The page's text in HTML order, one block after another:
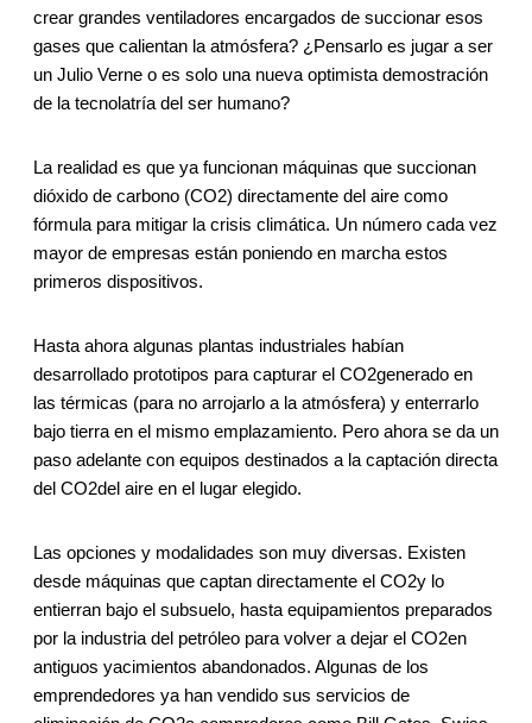
crear grandes ventiladores encargados de succionar esos
gases que calientan la atmósfera? ¿Pensarlo es jugar a ser
un Julio Verne o es solo una nueva optimista demostración
de la tecnolatría del ser humano?
La realidad es que ya funcionan máquinas que succionan
dióxido de carbono (CO2) directamente del aire como
fórmula para mitigar la crisis climática. Un número cada vez
mayor de empresas están poniendo en marcha estos
primeros dispositivos.
Hasta ahora algunas plantas industriales habían
desarrollado prototipos para capturar el CO2generado en
las térmicas (para no arrojarlo a la atmósfera) y enterrarlo
bajo tierra en el mismo emplazamiento. Pero ahora se da un
paso adelante con equipos destinados a la captación directa
del CO2del aire en el lugar elegido.
Las opciones y modalidades son muy diversas. Existen
desde máquinas que captan directamente el CO2y lo
entierran bajo el subsuelo, hasta equipamientos preparados
por la industria del petróleo para volver a dejar el CO2en
antiguos yacimientos abandonados. Algunas de los
emprendedores ya han vendido sus servicios de